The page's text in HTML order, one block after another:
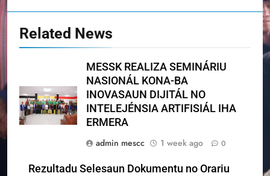
Related News
MESSK REALIZA SEMINÁRIU
NASIONÁL KONA-BA
INOVASAUN DIJITÁL NO
INTELEJÉNSIA ARTIFISIÁL IHA
ERMERA
admin mescc
1 week ago 0
Rezultadu Selesaun Dokumentu no Orariu